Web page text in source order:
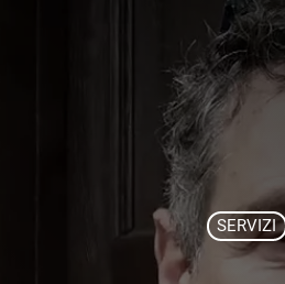
SERVIZI